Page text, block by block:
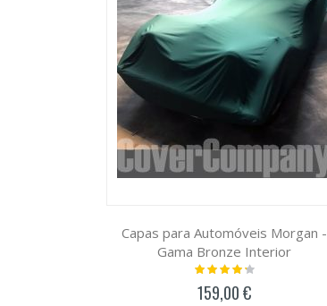
Capas para Automóveis Morgan -
Gama Bronze Interior
Classificação:
159,00 €